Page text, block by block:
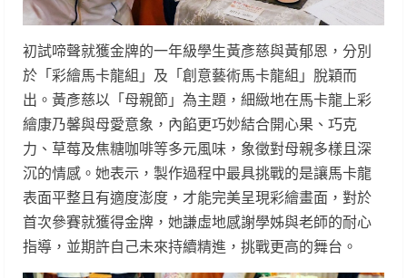
初試啼聲就獲金牌的一年級學生黃彥慈與黃郁恩，分別
於「彩繪馬卡龍組」及「創意藝術馬卡龍組」脫穎而
出。黃彥慈以「母親節」為主題，細緻地在馬卡龍上彩
繪康乃馨與母愛意象，內餡更巧妙結合開心果、巧克
力、草莓及焦糖咖啡等多元風味，象徵對母親多樣且深
沉的情感。她表示，製作過程中最具挑戰的是讓馬卡龍
表面平整且有適度澎度，才能完美呈現彩繪畫面，對於
首次參賽就獲得金牌，她謙虛地感謝學姊與老師的耐心
指導，並期許自己未來持續精進，挑戰更高的舞台。